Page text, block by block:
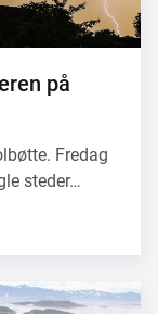
på
Fredag
steder…